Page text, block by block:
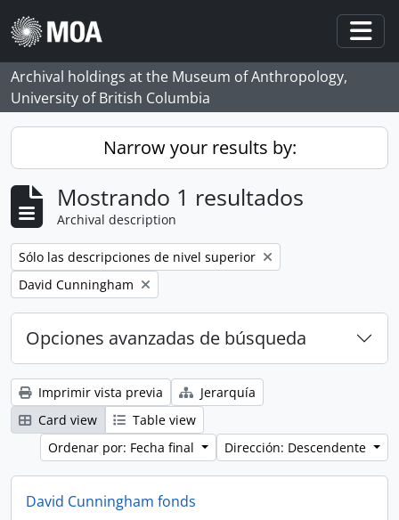
Skip to main content
Archival holdings at the Museum of Anthropology,
University of British Columbia
Narrow your results by:
Mostrando 1 resultados
Archival description
Remove filter:
Sólo las descripciones de nivel superior
Remove filter:
David Cunningham
Opciones avanzadas de búsqueda
Imprimir vista previa
Jerarquía
Card view
Table view
Ordenar por: Fecha final
Dirección: Descendente
David Cunningham fonds